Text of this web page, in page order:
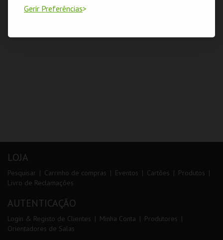
Gerir Preferências
LOJA
Pesquisar Carrinho de compras Eventos Cartões
Produtos
Livro de Reclamações
AUTENTICAÇÃO
Login & Registo de Clientes Minha Conta
Produtores
Orientadores de Salas